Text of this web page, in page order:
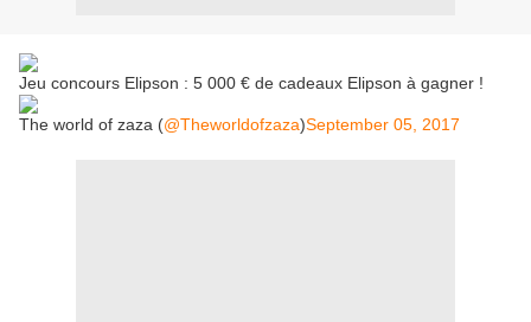
Jeu concours Elipson : 5 000 € de cadeaux Elipson à gagner !
The world of zaza (@Theworldofzaza)September 05, 2017